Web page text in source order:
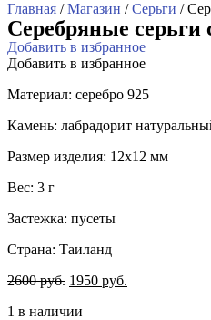
Главная /Магазин /Серьги /
Серебряные серьги
Добавить в избранное
Добавить в избранное
Материал: серебро 925
Камень: лабрадорит
Размер изделия: 12х12 мм
Вес: 3 г
Застежка: пусеты
Страна: Таиланд
2600руб. 1950 руб.
1 в наличии